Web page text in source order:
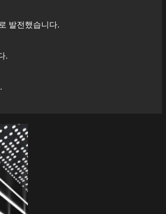
발전했습니다.
.